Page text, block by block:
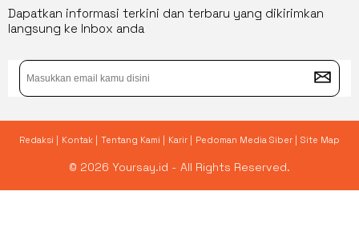
Dapatkan informasi terkini dan terbaru yang dikirimkan
langsung ke Inbox anda
Redaksi | Kontak | Tentang Kami | Karir | Pedoman Media Siber | Site Map
© 2026 Yoursay.id - All Rights Reserved.